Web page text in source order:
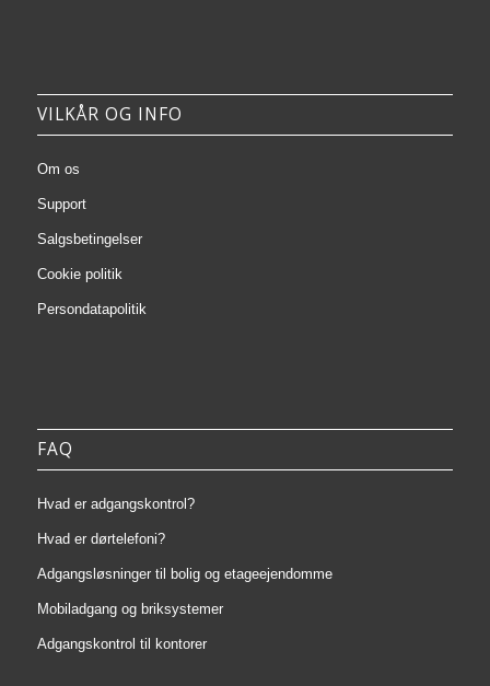
VILKÅR OG INFO
Om os
Support
Salgsbetingelser
Cookie politik
Persondatapolitik
FAQ
Hvad er adgangskontrol?
Hvad er dørtelefoni?
Adgangsløsninger til bolig og etageejendomme
Mobiladgang og briksystemer
Adgangskontrol til kontorer